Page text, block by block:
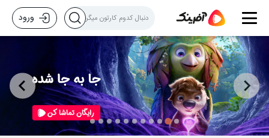
ورود